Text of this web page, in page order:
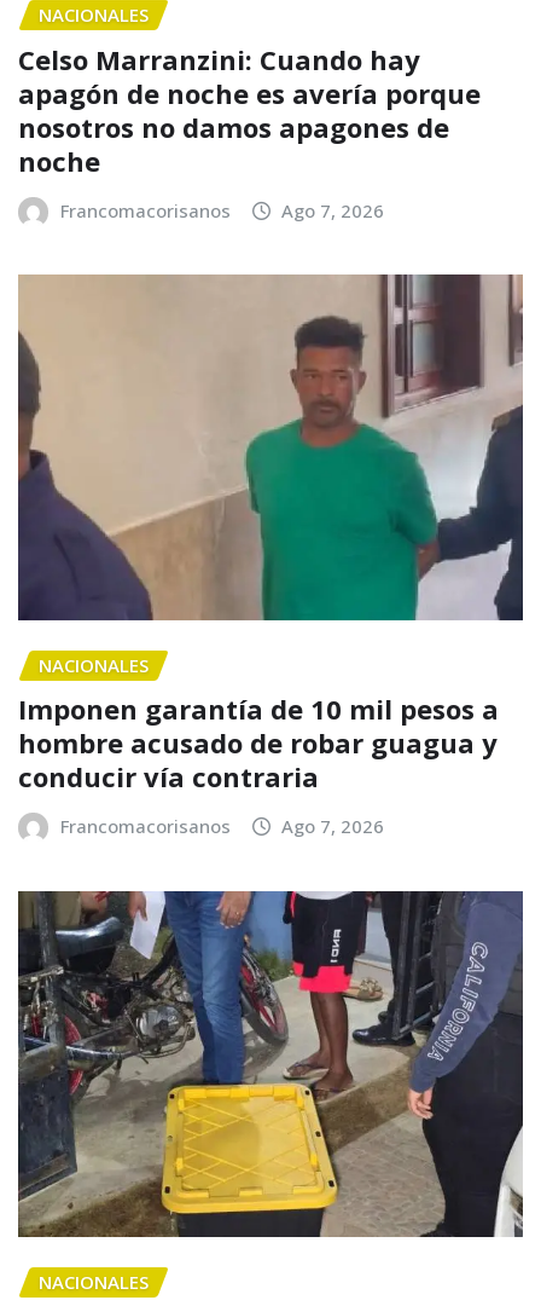
NACIONALES
Celso Marranzini: Cuando hay
apagón de noche es avería porque
nosotros no damos apagones de
noche
Francomacorisanos Ago 7, 2026
NACIONALES
Imponen garantía de 10 mil pesos a
hombre acusado de robar guagua y
conducir vía contraria
Francomacorisanos Ago 7, 2026
NACIONALES